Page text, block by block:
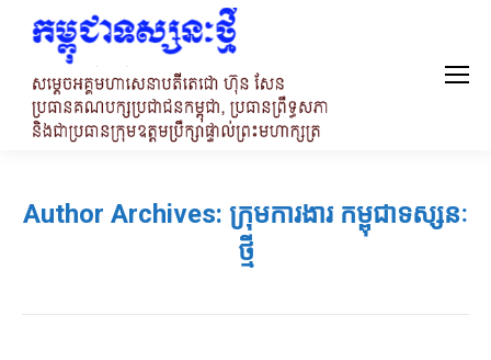
Author Archives: ក្រុមការងារ កម្ពុជាទស្សនៈ
ថ្មី